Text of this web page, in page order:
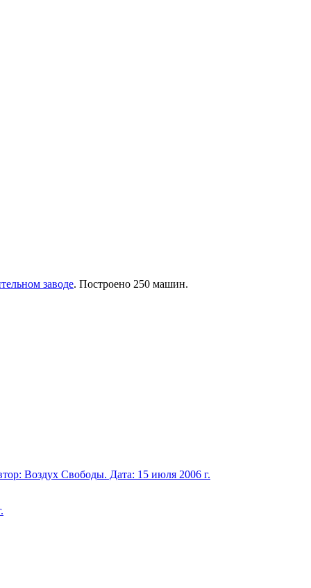
заводе. Построено 250 машин.